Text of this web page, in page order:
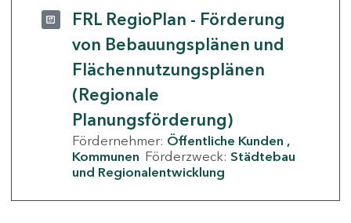
FRL RegioPlan - Förderung
von Bebauungsplänen und
Flächennutzungsplänen
(Regionale
Planungsförderung)
Fördernehmer: Öffentliche Kunden
Kommunen Förderzweck: Städtebau
und Regionalentwicklung